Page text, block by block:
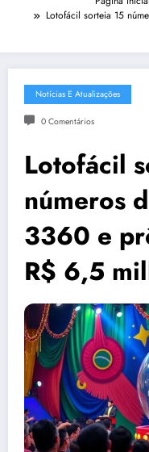
Lotofácil sorteia 15
Notícias E Atualizações
0 Comentários
Lotofácil
números
3360 e
R$ 6,5